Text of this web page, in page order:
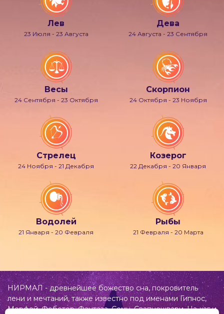
Лев
23 Июля - 23 Августа
Дева
24 Августа - 23 Сентября
Весы
24 Сентября - 23 Октября
Скорпион
24 Октября - 23 Ноября
Стрелец
24 Ноября - 21 Декабря
Козерог
22 Декабря - 20 Января
Водолей
21 Января - 20 Февраля
Рыбы
21 Февраля - 20 Марта
НИРМАЛ - древнейшее божество сна, покровитель
лени и мечтаний, также известно под именами Гипнос,
Морфей, Фобетор, Фантаза, Сомн, Свапнещвари, На-хаг и